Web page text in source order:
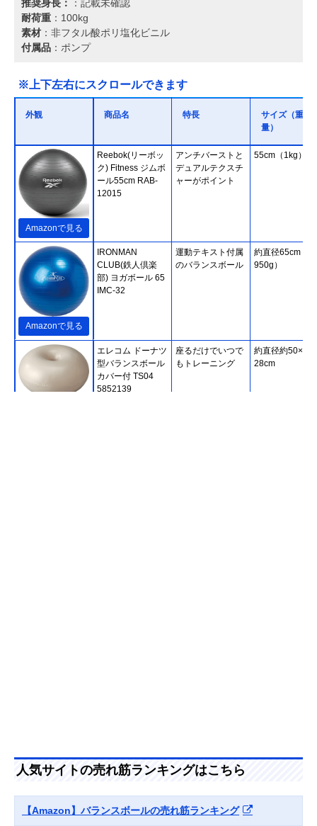
推奨身長：
：記載未確認
耐荷重 ：100kg
素材 ：非フタル酸ポリ塩化ビニル
付属品 ：ポンプ
※上下左右にスクロールできます
外観 商品名 特長
サイズ（重
量）
Amazonで見る
Reebok(リーボッ
ク) Fitness ジムボ
ール55cm RAB-
12015
アンチバーストと
デュアルテクスチ
ャーがポイント
55cm（1kg）
Amazonで見る
IRONMAN
CLUB(鉄人倶楽
部) ヨガボール 65
IMC-32
運動テキスト付属
のバランスボール
約直径65cm（約
950g）
エレコム ドーナツ
型バランスボール
カバー付 TS04
5852139
座るだけでいつで
もトレーニング
約直径約50×高
28cm
Amazonで見る
HATAS ソフトバ
ジムに持って行く
Amazonで見る
HATACHI ジムボ
ールステイプラス
低重心設計でブレ
ずにエクササイズ
人気サイトの売れ筋ランキングはこちら
【Amazon】バランスボールの売れ筋ランキング